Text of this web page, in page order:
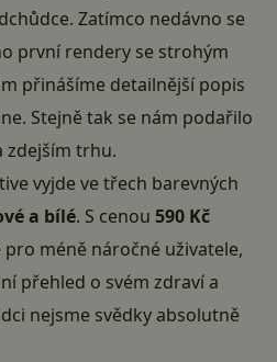
Zatímco nedávno se
první rendery se strohým
přinášíme detailnější popis
Stejně tak se nám podařilo
zdejším trhu.
vyjde ve třech barevných
a bílé. S cenou 590 Kč
méně náročné uživatele,
přehled o svém zdraví a
nejsme svědky absolutně